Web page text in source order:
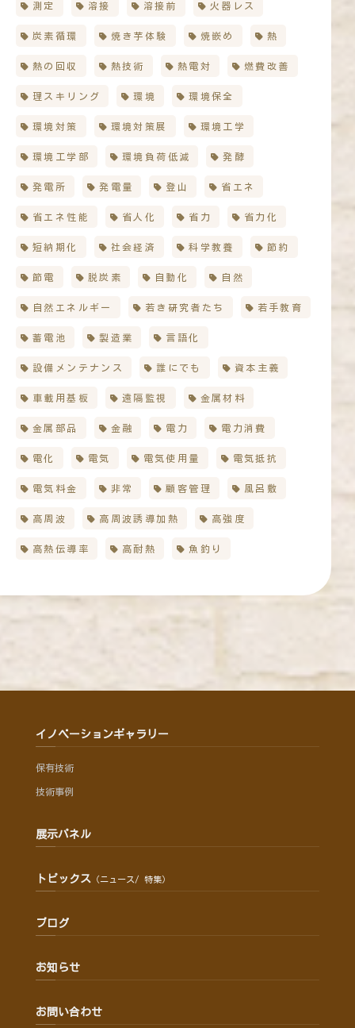
測定 溶接 溶接前 火器レス
炭素循環 焼き芋体験 焼嵌め 熱
熱の回収 熱技術 熱電対 燃費改善
理スキリング 環境 環境保全
環境対策 環境対策展 環境工学
環境工学部 環境負荷低減 発酵
発電所 発電量 登山 省エネ
省エネ性能 省人化 省力 省力化
短納期化 社会経済 科学教養 節約
節電 脱炭素 自動化 自然
自然エネルギー 若き研究者たち 若手教育
蓄電池 製造業 言語化
設備メンテナンス 誰にでも 資本主義
車載用基板 遠隔監視 金属材料
金属部品 金融 電力 電力消費
電化 電気 電気使用量 電気抵抗
電気料金 非常 顧客管理 風呂敷
高周波 高周波誘導加熱 高強度
高熱伝導率 高耐熱 魚釣り
イノベーションギャラリー
保有技術
技術事例
展示パネル
トピックス（ニュース/ 特集）
ブログ
お知らせ
お問い合わせ